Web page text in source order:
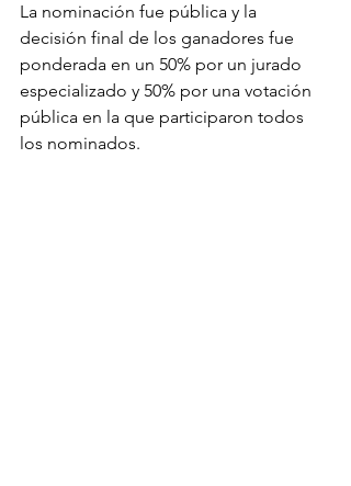
La nominación fue pública y la
decisión final de los ganadores fue
ponderada en un 50% por un jurado
especializado y 50% por una votación
pública en la que participaron todos
los nominados.